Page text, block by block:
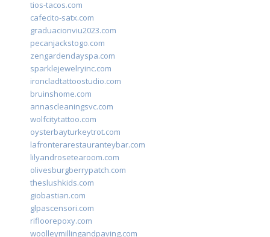
tios-tacos.com
cafecito-satx.com
graduacionviu2023.com
pecanjackstogo.com
zengardendayspa.com
sparklejewelryinc.com
ironcladtattoostudio.com
bruinshome.com
annascleaningsvc.com
wolfcitytattoo.com
oysterbayturkeytrot.com
lafronterarestauranteybar.com
lilyandrosetearoom.com
olivesburgberrypatch.com
theslushkids.com
giobastian.com
glpascensori.com
rifloorepoxy.com
woolleymillingandpaving.com